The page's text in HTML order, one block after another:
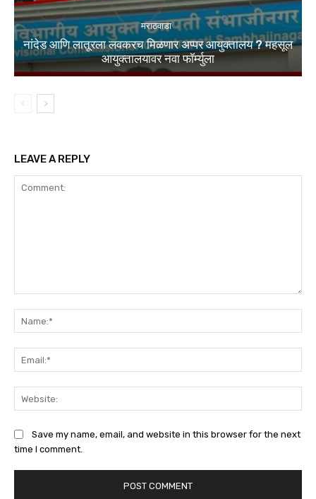
मराठवाडा
नांदेड आणि लातूरला लवकरच मिळणार अप्पर आयुक्तालय ? महसूल
आयुक्तालयावर नवा फॉर्म्युला
LEAVE A REPLY
Save my name, email, and website in this browser for the next
time I comment.